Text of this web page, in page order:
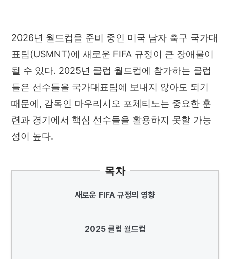
2026년 월드컵을 준비 중인 미국 남자 축구 국가대
표팀(USMNT)에 새로운 FIFA 규정이 큰 장애물이
될 수 있다. 2025년 클럽 월드컵에 참가하는 클럽
들은 선수들을 국가대표팀에 보내지 않아도 되기
때문에, 감독인 마우리시오 포체티노는 중요한 훈
련과 경기에서 핵심 선수들을 활용하지 못할 가능
성이 높다.
목차
새로운 FIFA 규정의 영향
2025 클럽 월드컵